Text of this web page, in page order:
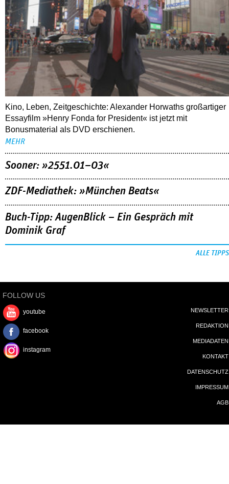
Kino, Leben, Zeitgeschichte: Alexander Horwaths großartiger
Essayfilm »Henry Fonda for President« ist jetzt mit
Bonusmaterial als DVD erschienen.
MEHR
Sooner: »2551.01–03«
ZDF-Mediathek: »München Beats«
Buch-Tipp: AugenBlick – Ein Gespräch mit
Dominik Graf
ALLE TIPPS
FOLLOW US
youtube
facebook
instagram
NEWSLETTER
REDAKTION
MEDIADATEN
KONTAKT
DATENSCHUTZ
IMPRESSUM
AGB